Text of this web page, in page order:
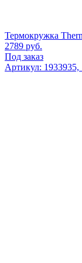
Термокружка
2789 руб.
Под заказ
Артикул: 1933935,